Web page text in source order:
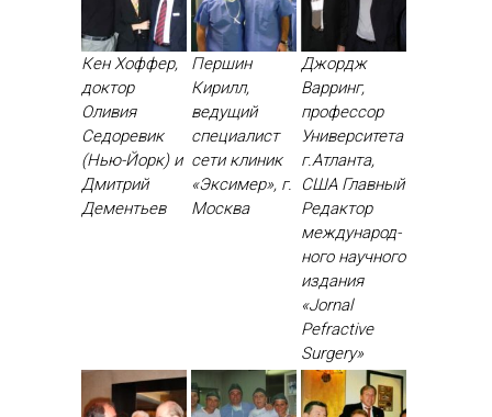
Кен Хоффер,
доктор
Оливия
Седоревик
(Нью-Йорк) и
Дмитрий
Дементьев
Першин
Кирилл,
ведущий
специалист
сети клиник
«Эксимер», г.
Москва
Джордж
Варринг,
профессор
Университета
г.Атланта,
США Глав­ный
Ре­дак­тор
меж­ду­народ­
но­го на­уч­но­го
из­да­ния
«Jornal
Рefractive
Surgery»